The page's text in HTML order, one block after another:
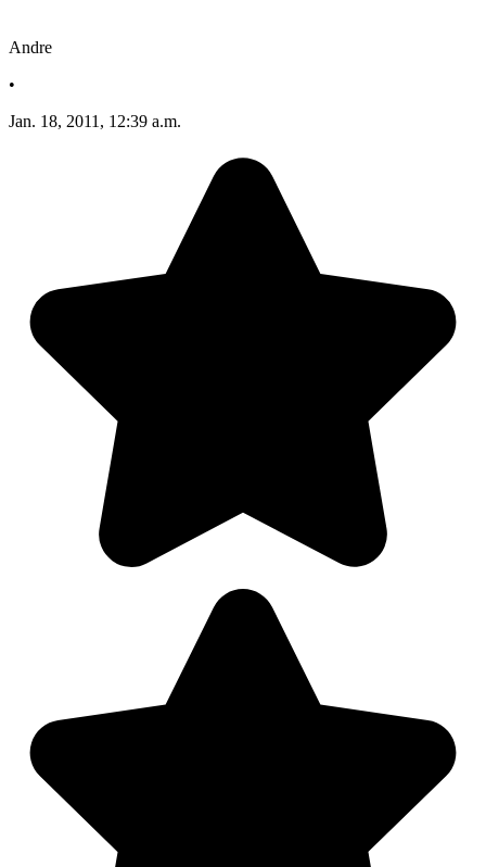
Andre
•
Jan. 18, 2011, 12:39 a.m.